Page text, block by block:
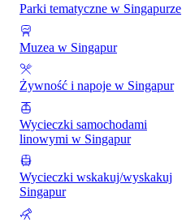
Parki tematyczne w Singapurze
Muzea w Singapur
Żywność i napoje w Singapur
Wycieczki samochodami
linowymi w Singapur
Wycieczki wskakuj/wyskakuj
Singapur